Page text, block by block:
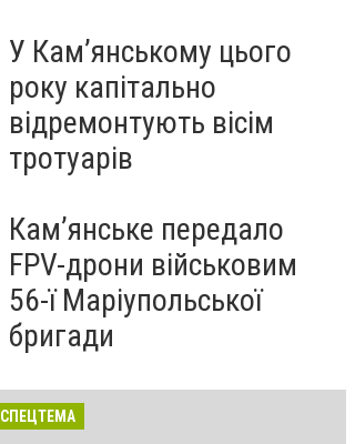
У Кам’янському цього
року капітально
відремонтують вісім
тротуарів
Кам’янське передало
FPV-дрони військовим
56-ї Маріупольської
бригади
СПЕЦТЕМА